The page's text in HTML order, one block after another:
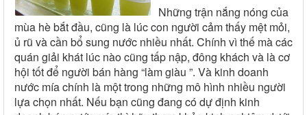
Những trận nắng nóng của
mùa hè bắt đầu, cũng là lúc con người cảm thấy mệt mỏi,
ủ rũ và cần bổ sung nước nhiều nhất. Chính vì thế mà các
quán giải khát lúc nào cũng tấp nập, đông khách và là cơ
hội tốt để người bán hàng “làm giàu ”. Và kinh doanh
nước mía chính là một trong những mô hình nhiều người
lựa chọn nhất. Nếu bạn cũng đang có dự định kinh